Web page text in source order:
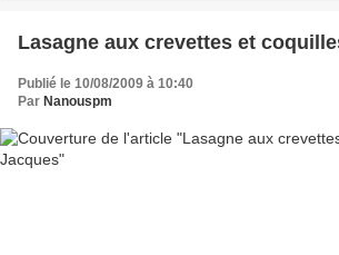
Lasagne aux crevettes et
Publié le 10/08/2009 à 10:40
Par Nanouspm